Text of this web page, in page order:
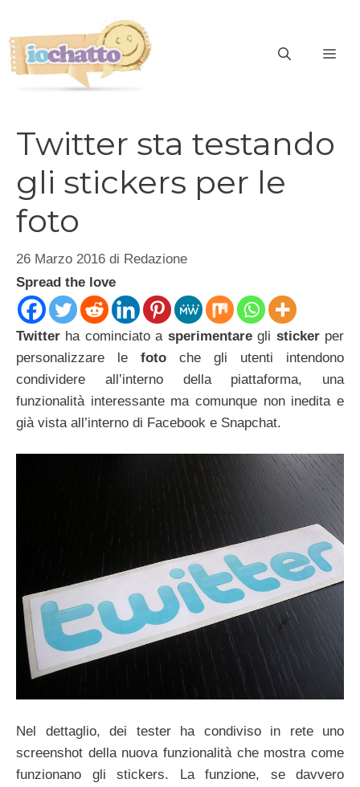
contenuto
Twitter sta testando
gli stickers per le
foto
26 Marzo 2016 di Redazione
Spread the love
Twitter ha cominciato a sperimentaregli stickerper
personalizzare le foto che gli utenti intendono
condividere all’interno della piattaforma, una
funzionalità interessante ma comunque non inedita e
già vista all’interno di Facebook e Snapchat.
Nel dettaglio, dei tester ha condiviso in rete uno
screenshot della nuova funzionalità che mostra come
funzionano gli stickers. La funzione, se davvero